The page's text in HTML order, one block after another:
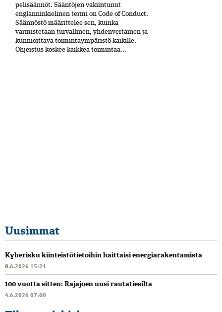
peli­säännöt. Sääntöjen vakiintunut
englanninkielinen termi on Code of Conduct.
Säännöstö määrittelee sen, kuinka
varmistetaan turvallinen, yhdenvertainen ja
kun­nioittava toimintaympäristö kaikille.
Ohjeistus koskee kaikkea toimintaa...
Uusimmat
Kyberisku kiinteistötietoihin haittaisi energiarakentamista
8.6.2026 15:21
100 vuotta sitten: Rajajoen uusi rautatiesilta
4.6.2026 07:00